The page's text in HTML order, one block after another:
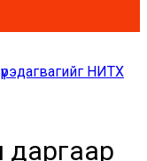
НИТХ
даргаар